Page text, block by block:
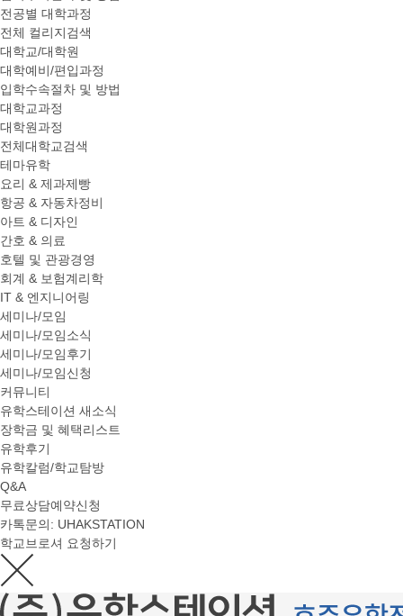
전공별 대학과정
전체 컬리지검색
대학교/대학원
대학예비/편입과정
입학수속절차 및 방법
대학교과정
대학원과정
전체대학교검색
테마유학
요리 & 제과제빵
항공 & 자동차정비
아트 & 디자인
간호 & 의료
호텔 및 관광경영
회계 & 보험계리학
IT & 엔지니어링
세미나/모임
세미나/모임소식
세미나/모임후기
세미나/모임신청
커뮤니티
유학스테이션 새소식
장학금 및 혜택리스트
유학후기
유학칼럼/학교탐방
Q&A
무료상담예약신청
카톡문의: UHAKSTATION
학교브로셔 요청하기